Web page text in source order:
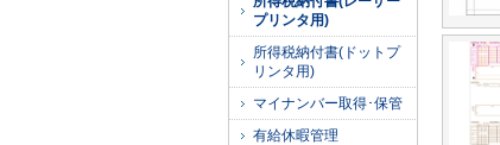
プリンタ用)
所得税納付書(ドットプ
リンタ用)
マイナンバー取得･保管
有給休暇管理